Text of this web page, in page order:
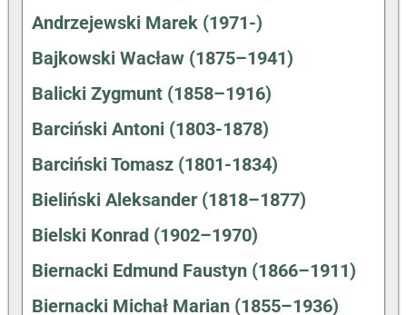
Andrzejewski Marek (1971-)
Bajkowski Wacław (1875–1941)
Balicki Zygmunt (1858–1916)
Barciński Antoni (1803-1878)
Barciński Tomasz (1801-1834)
Bieliński Aleksander (1818–1877)
Bielski Konrad (1902–1970)
Biernacki Edmund Faustyn (1866–1911)
Biernacki Michał Marian (1855–1936)